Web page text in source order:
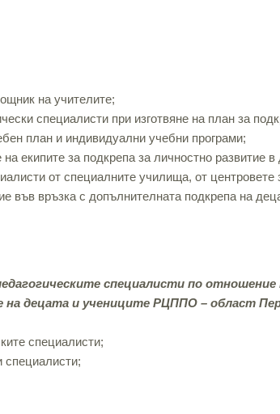
на учителите;
специалисти при изготвяне на план за
план и индивидуални учебни програми;
екипите за подкрепа за личностно развитие
от специалните училища, от
във връзка с допълнителната подкрепа на
специалисти по
децата и учениците РЦППО – област
специалисти;
специалисти;